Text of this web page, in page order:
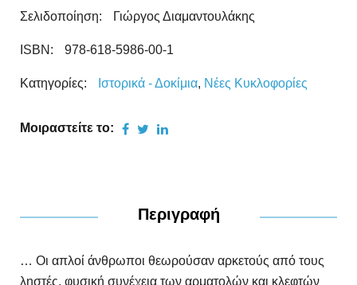
Σελιδοποίηση: Γιώργος Διαμαντουλάκης
ISBN: 978-618-5986-00-1
Κατηγορίες: Ιστορικά - Δοκίμια, Νέες Kυκλοφορίες
Μοιραστείτε το:
Περιγραφή
… Οι απλοί άνθρωποι θεωρούσαν αρκετούς από τους
ληστές, φυσική συνέχεια των αρματολών και κλεφτών